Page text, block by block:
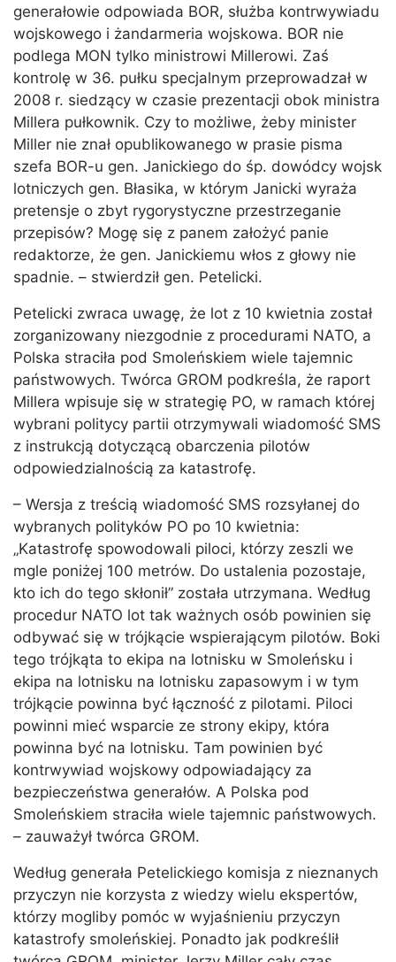
generałowie odpowiada BOR, służba kontrwywiadu
wojskowego i żandarmeria wojskowa. BOR nie
podlega MON tylko ministrowi Millerowi. Zaś
kontrolę w 36. pułku specjalnym przeprowadzał w
2008 r. siedzący w czasie prezentacji obok ministra
Millera pułkownik. Czy to możliwe, żeby minister
Miller nie znał opublikowanego w prasie pisma
szefa BOR-u gen. Janickiego do śp. dowódcy wojsk
lotniczych gen. Błasika, w którym Janicki wyraża
pretensje o zbyt rygorystyczne przestrzeganie
przepisów? Mogę się z panem założyć panie
redaktorze, że gen. Janickiemu włos z głowy nie
spadnie. – stwierdził gen. Petelicki.
Petelicki zwraca uwagę, że lot z 10 kwietnia został
zorganizowany niezgodnie z procedurami NATO, a
Polska straciła pod Smoleńskiem wiele tajemnic
państwowych. Twórca GROM podkreśla, że raport
Millera wpisuje się w strategię PO, w ramach której
wybrani politycy partii otrzymywali wiadomość SMS
z instrukcją dotyczącą obarczenia pilotów
odpowiedzialnością za katastrofę.
– Wersja z treścią wiadomość SMS rozsyłanej do
wybranych polityków PO po 10 kwietnia:
„Katastrofę spowodowali piloci, którzy zeszli we
mgle poniżej 100 metrów. Do ustalenia pozostaje,
kto ich do tego skłonił” została utrzymana. Według
procedur NATO lot tak ważnych osób powinien się
odbywać się w trójkącie wspierającym pilotów. Boki
tego trójkąta to ekipa na lotnisku w Smoleńsku i
ekipa na lotnisku na lotnisku zapasowym i w tym
trójkącie powinna być łączność z pilotami. Piloci
powinni mieć wsparcie ze strony ekipy, która
powinna być na lotnisku. Tam powinien być
kontrwywiad wojskowy odpowiadający za
bezpieczeństwa generałów. A Polska pod
Smoleńskiem straciła wiele tajemnic państwowych.
– zauważył twórca GROM.
Według generała Petelickiego komisja z nieznanych
przyczyn nie korzysta z wiedzy wielu ekspertów,
którzy mogliby pomóc w wyjaśnieniu przyczyn
katastrofy smoleńskiej. Ponadto jak podkreślił